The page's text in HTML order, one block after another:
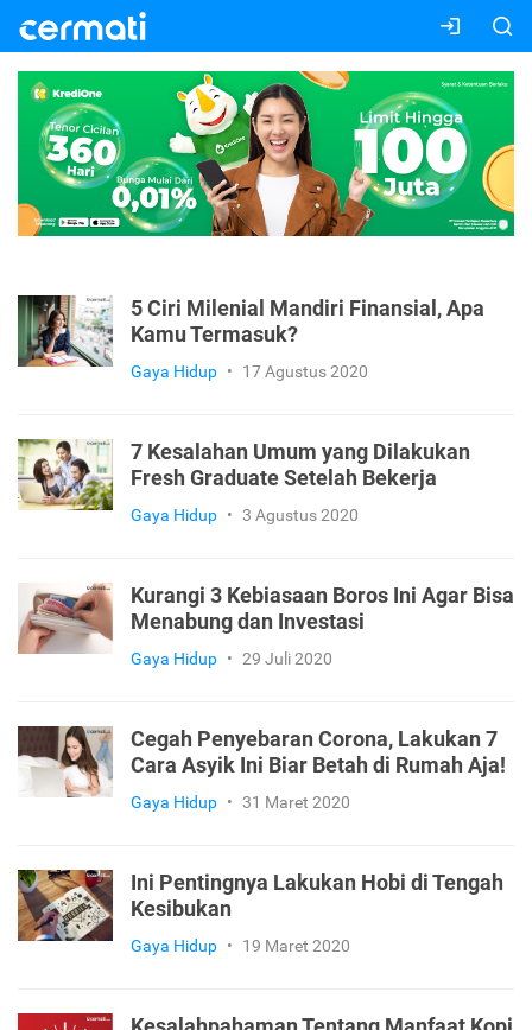
5 Ciri Milenial Mandiri Finansial, Apa
Kamu Termasuk?
Gaya Hidup • 17 Agustus 2020
7 Kesalahan Umum yang Dilakukan
Fresh Graduate Setelah Bekerja
Gaya Hidup • 3 Agustus 2020
Kurangi 3 Kebiasaan Boros Ini Agar Bisa
Menabung dan Investasi
Gaya Hidup • 29 Juli 2020
Cegah Penyebaran Corona, Lakukan 7
Cara Asyik Ini Biar Betah di Rumah Aja!
Gaya Hidup • 31 Maret 2020
Ini Pentingnya Lakukan Hobi di Tengah
Kesibukan
Gaya Hidup • 19 Maret 2020